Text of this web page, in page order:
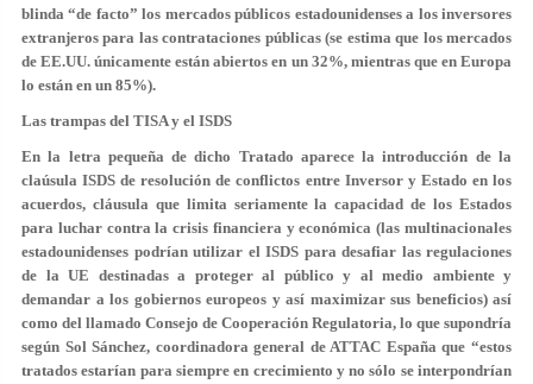
blinda “de facto” los mercados públicos estadounidenses a los inversores
extranjeros para las contrataciones públicas (se estima que los mercados
de EE.UU. únicamente están abiertos en un 32%, mientras que en Europa
lo están en un 85%).
Las trampas del TISA y el ISDS
En la letra pequeña de dicho Tratado aparece la introducción de la
claúsula ISDS de resolución de conflictos entre Inversor y Estado en los
acuerdos, cláusula que limita seriamente la capacidad de los Estados
para luchar contra la crisis financiera y económica (las multinacionales
estadounidenses podrían utilizar el ISDS para desafiar las regulaciones
de la UE destinadas a proteger al público y al medio ambiente y
demandar a los gobiernos europeos y así maximizar sus beneficios) así
como del llamado Consejo de Cooperación Regulatoria, lo que supondría
según Sol Sánchez, coordinadora general de ATTAC España que “estos
tratados estarían para siempre en crecimiento y no sólo se interpondrían